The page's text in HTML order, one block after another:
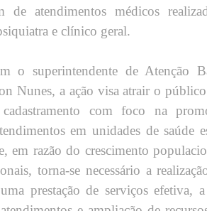
de atendimentos médicos
e clínico geral.
o superintendente de Atenção
Nunes, a ação visa atrair o
cadastramento com foco na
em unidades de saúde
em razão do crescimento
torna-se necessário a
prestação de serviços efetiva,